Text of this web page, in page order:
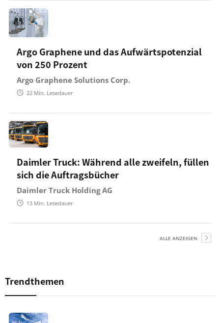
Argo Graphene und das Aufwärtspotenzial
von 250 Prozent
Argo Graphene Solutions Corp.
22 Min. Lesedauer
Daimler Truck: Während alle zweifeln, füllen
sich die Auftragsbücher
Daimler Truck Holding AG
13 Min. Lesedauer
ALLE ANZEIGEN
Trendthemen